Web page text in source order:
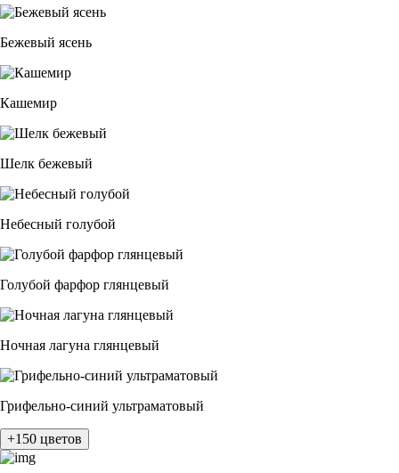
Бежевый ясень
Кашемир
Шелк бежевый
Небесный голубой
Голубой фарфор глянцевый
Ночная лагуна глянцевый
Грифельно-синий ультраматовый
+150 цветов